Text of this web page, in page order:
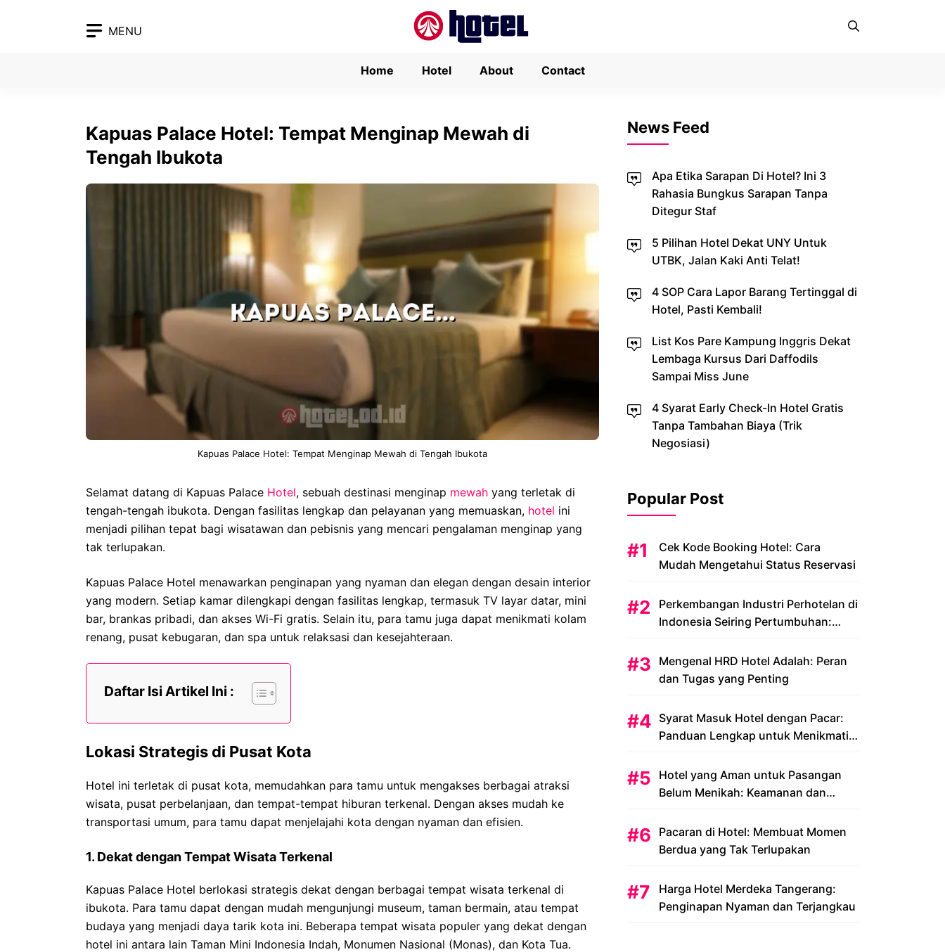
MENU
Home Hotel About Contact
Kapuas Palace Hotel: Tempat Menginap Mewah di
Tengah Ibukota
Kapuas Palace Hotel: Tempat Menginap Mewah di Tengah Ibukota
Selamat datang di Kapuas Palace Hotel, sebuah destinasi menginap mewah yang terletak di
tengah-tengah ibukota. Dengan fasilitas lengkap dan pelayanan yang memuaskan, hotel ini
menjadi pilihan tepat bagi wisatawan dan pebisnis yang mencari pengalaman menginap yang
tak terlupakan.
Kapuas Palace Hotel menawarkan penginapan yang nyaman dan elegan dengan desain interior
yang modern. Setiap kamar dilengkapi dengan fasilitas lengkap, termasuk TV layar datar, mini
bar, brankas pribadi, dan akses Wi-Fi gratis. Selain itu, para tamu juga dapat menikmati kolam
renang, pusat kebugaran, dan spa untuk relaksasi dan kesejahteraan.
Daftar Isi Artikel Ini :
Lokasi Strategis di Pusat Kota
Hotel ini terletak di pusat kota, memudahkan para tamu untuk mengakses berbagai atraksi
wisata, pusat perbelanjaan, dan tempat-tempat hiburan terkenal. Dengan akses mudah ke
transportasi umum, para tamu dapat menjelajahi kota dengan nyaman dan efisien.
1. Dekat dengan Tempat Wisata Terkenal
Kapuas Palace Hotel berlokasi strategis dekat dengan berbagai tempat wisata terkenal di
ibukota. Para tamu dapat dengan mudah mengunjungi museum, taman bermain, atau tempat
budaya yang menjadi daya tarik kota ini. Beberapa tempat wisata populer yang dekat dengan
hotel ini antara lain Taman Mini Indonesia Indah, Monumen Nasional (Monas), dan Kota Tua.
News Feed
Apa Etika Sarapan Di Hotel? Ini 3
Rahasia Bungkus Sarapan Tanpa
Ditegur Staf
5 Pilihan Hotel Dekat UNY Untuk
UTBK, Jalan Kaki Anti Telat!
4 SOP Cara Lapor Barang Tertinggal di
Hotel, Pasti Kembali!
List Kos Pare Kampung Inggris Dekat
Lembaga Kursus Dari Daffodils
Sampai Miss June
4 Syarat Early Check-In Hotel Gratis
Tanpa Tambahan Biaya (Trik
Negosiasi)
Popular Post
Cek Kode Booking Hotel: Cara
Mudah Mengetahui Status Reservasi
Perkembangan Industri Perhotelan di
Indonesia Seiring Pertumbuhan:
Mengenal HRD Hotel Adalah: Peran
dan Tugas yang Penting
Syarat Masuk Hotel dengan Pacar:
Panduan Lengkap untuk Menikmati
Hotel yang Aman untuk Pasangan
Belum Menikah: Keamanan dan
Pacaran di Hotel: Membuat Momen
Berdua yang Tak Terlupakan
Harga Hotel Merdeka Tangerang:
Penginapan Nyaman dan Terjangkau